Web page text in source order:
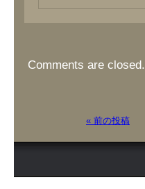
Comments are closed.
« 前の投稿